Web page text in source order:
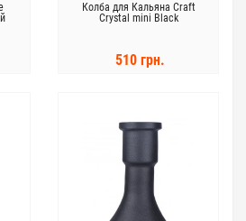
Колба для Кальяна Craft
Crystal mini Black
510 грн.